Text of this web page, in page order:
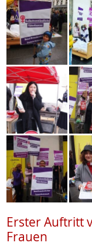
Erster Auftritt
Frauen